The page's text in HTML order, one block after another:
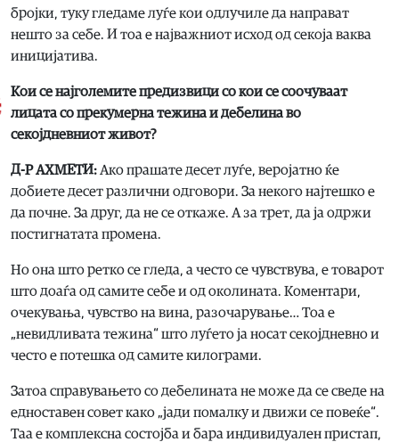
бројки, туку гледаме луѓе кои одлучиле да направат
нешто за себе. И тоа е најважниот исход од секоја ваква
иницијатива.
Кои се најголемите предизвици со кои се соочуваат
лицата со прекумерна тежина и дебелина во
секојдневниот живот?
Д-Р АХМЕТИ: Ако прашате десет луѓе, веројатно ќе
добиете десет различни одговори. За некого најтешко е
да почне. За друг, да не се откаже. А за трет, да ја одржи
постигнатата промена.
Но она што ретко се гледа, а често се чувствува, е товарот
што доаѓа од самите себе и од околината. Коментари,
очекувања, чувство на вина, разочарување… Тоа е
„невидливата тежина“ што луѓето ја носат секојдневно и
често е потешка од самите килограми.
Затоа справувањето со дебелината не може да се сведе на
едноставен совет како „јади помалку и движи се повеќе“.
Таа е комплексна состојба и бара индивидуален пристап,